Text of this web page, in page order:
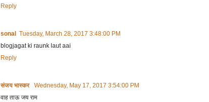
Reply
sonal
Tuesday, March 28, 2017 3:48:00 PM
blogjagat ki raunk laut aai
Reply
संजय भास्‍कर
Wednesday, May 17, 2017 3:54:00 PM
वाह ताऊ जय राम